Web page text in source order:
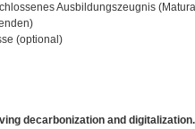
Ausbildungszeugnis
(optional)
decarbonization and digitalization.